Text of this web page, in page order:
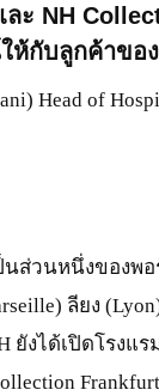
ะ NH
ห้กับลูกค้าของ
Head of
นส่วนหนึ่งของพ
ลียง
งได้เปิดโรงแ